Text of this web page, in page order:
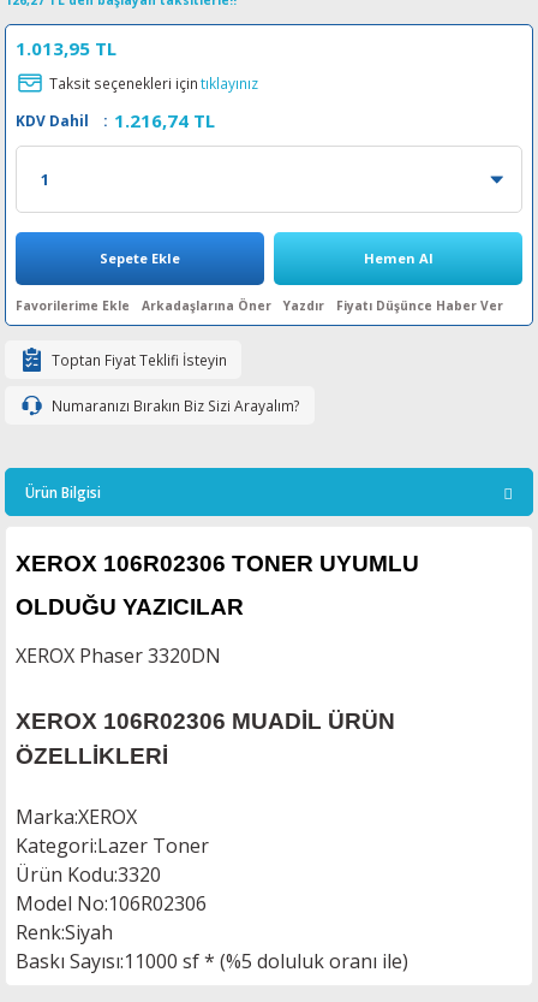
Ribon
CP
Pro
1.013,95 TL
Taksit seçenekleri içintıklayınız
KDV Dahil
: 1.216,74 TL
Sepete Ekle Hemen Al
Arkadaşlarına Öner Yazdır Fiyatı Düşünce Haber Ver
Toptan Fiyat Teklifi İsteyin
Numaranızı Bırakın Biz Sizi Arayalım?
Ürün Bilgisi
XEROX 106R02306 TONER UYUMLU
OLDUĞU YAZICILAR
XEROX Phaser 3320DN
XEROX 106R02306 MUADİL ÜRÜN
ÖZELLİKLERİ
Marka:XEROX
Kategori:Lazer Toner
Ürün Kodu:3320
Model No:106R02306
Renk:Siyah
Baskı Sayısı:11000 sf * (%5 doluluk oranı ile)